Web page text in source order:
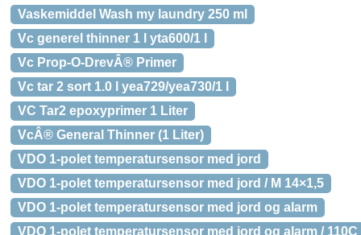
Vaskemiddel Wash my laundry 250 ml
Vc generel thinner 1 l yta600/1 l
Vc Prop-O-DrevÂ® Primer
Vc tar 2 sort 1.0 l yea729/yea730/1 l
VC Tar2 epoxyprimer 1 Liter
VcÂ® General Thinner (1 Liter)
VDO 1-polet temperatursensor med jord
VDO 1-polet temperatursensor med jord / M 14×1,5
VDO 1-polet temperatursensor med jord og alarm
VDO 1-polet temperatursensor med jord og alarm / 110C